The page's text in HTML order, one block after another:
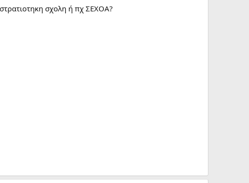
στρατιοτηκη σχολη ή πχ ΣΕΧΟΑ?